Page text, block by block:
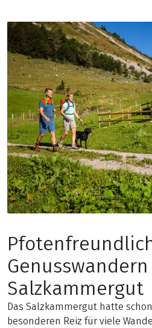
Salzkammergut
Das Salzkammergut hatte
besonderen Reiz für viele